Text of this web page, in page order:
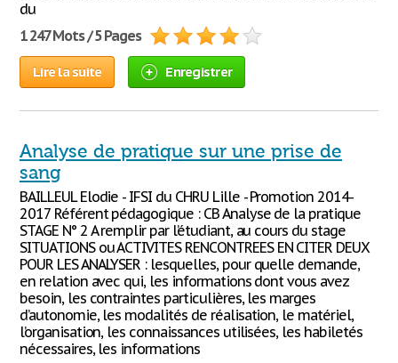
du
1 247 Mots / 5 Pages
Lire la suite Enregistrer
Analyse de pratique sur une prise de
sang
BAILLEUL Elodie - IFSI du CHRU Lille - Promotion 2014-
2017 Référent pédagogique : CB Analyse de la pratique
STAGE N° 2 A remplir par l’étudiant, au cours du stage
SITUATIONS ou ACTIVITES RENCONTREES EN CITER DEUX
POUR LES ANALYSER : lesquelles, pour quelle demande,
en relation avec qui, les informations dont vous avez
besoin, les contraintes particulières, les marges
d’autonomie, les modalités de réalisation, le matériel,
l’organisation, les connaissances utilisées, les habiletés
nécessaires, les informations